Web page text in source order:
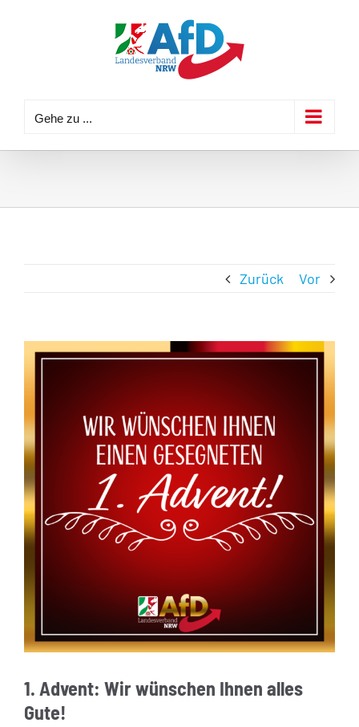
Gehe zu ...
Zurück Vor
1. Advent: Wir wünschen Ihnen alles
Gute!